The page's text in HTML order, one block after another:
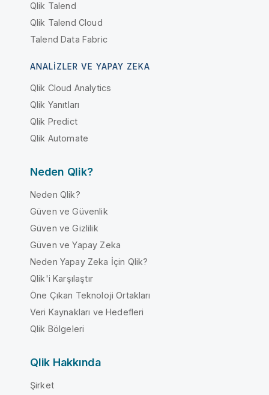
Qlik Talend
Qlik Talend Cloud
Talend Data Fabric
ANALIZLER VE YAPAY ZEKA
Qlik Cloud Analytics
Qlik Yanıtları
Qlik Predict
Qlik Automate
Neden Qlik?
Neden Qlik?
Güven ve Güvenlik
Güven ve Gizlilik
Güven ve Yapay Zeka
Neden Yapay Zeka İçin Qlik?
Qlik'i Karşılaştır
Öne Çıkan Teknoloji Ortakları
Veri Kaynakları ve Hedefleri
Qlik Bölgeleri
Qlik Hakkında
Şirket